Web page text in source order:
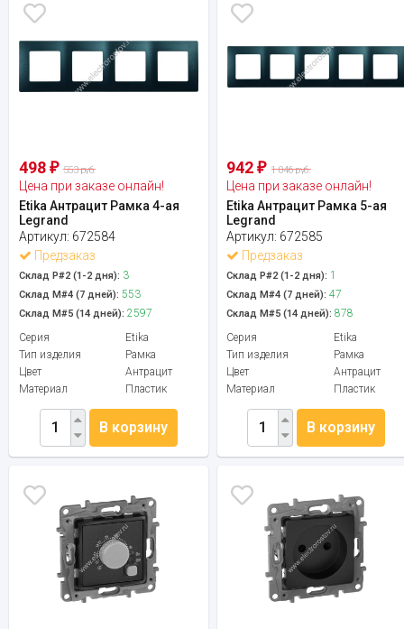
498 ₽ 553 руб.
Цена при заказе онлайн!
Etika Антрацит Рамка 4-ая
Legrand
Артикул: 672584
Предзаказ
Склад Р#2 (1-2 дня): 3
Склад М#4 (7 дней): 553
Склад М#5 (14 дней): 2597
Серия
Etika
Тип изделия
Рамка
Цвет
Антрацит
Материал
Пластик
В корзину
942₽ 1 046 руб.
Цена при заказе онлайн!
Etika Антрацит Рамка 5-ая
Legrand
Артикул: 672585
Предзаказ
Склад Р#2 (1-2 дня): 1
Склад М#4 (7 дней): 47
Склад М#5 (14 дней): 878
Серия
Etika
Тип изделия
Рамка
Цвет
Антрацит
Материал
Пластик
В корзину